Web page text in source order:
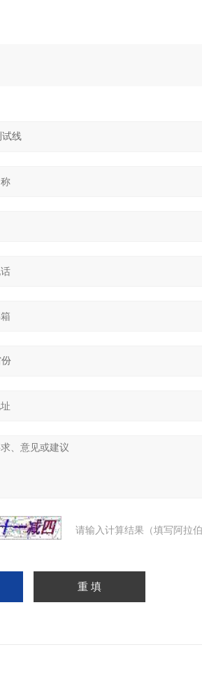
请输入计算结果（填写阿拉